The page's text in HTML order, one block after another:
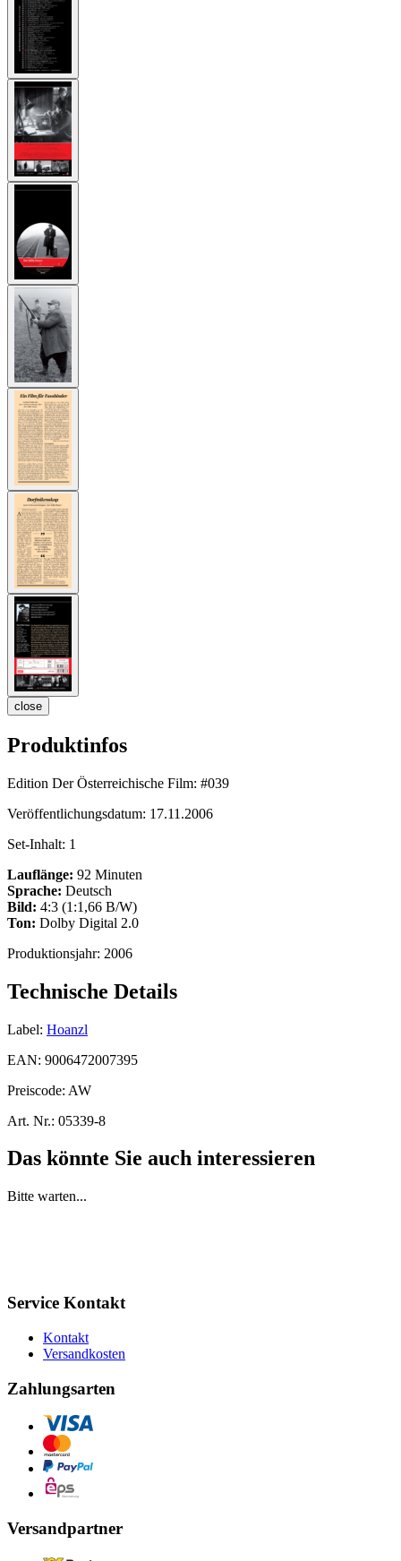
close
Produktinfos
Edition Der Österreichische Film: #039
Veröffentlichungsdatum: 17.11.2006
Set-Inhalt: 1
Lauflänge: 92 Minuten
Sprache: Deutsch
Bild: 4:3 (1:1,66 B/W)
Ton: Dolby Digital 2.0
Produktionsjahr: 2006
Technische Details
Label: Hoanzl
EAN: 9006472007395
Preiscode: AW
Art. Nr.: 05339-8
Das könnte Sie auch interessieren
Bitte warten...
Service Kontakt
Kontakt
Versandkosten
Zahlungsarten
Versandpartner